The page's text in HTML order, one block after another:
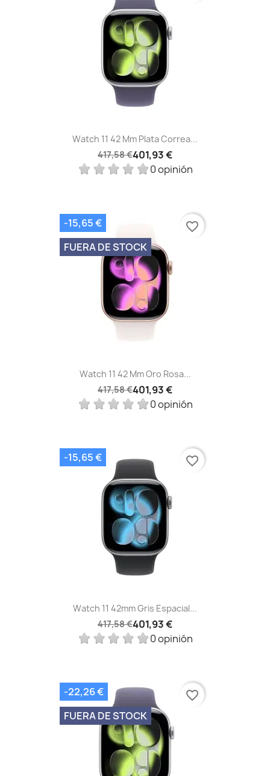
Watch 11 42 Mm Plata Correa...
417,58 €401,93 €
0 opinión
Watch 11 42 Mm Oro Rosa...
417,58 €401,93 €
0 opinión
-15,65 €
FUERA DE STOCK
favorite_border
Watch 11 42mm Gris Espacial...
417,58 €401,93 €
0 opinión
-15,65 € favorite_border
-22,26 €
FUERA DE STOCK
favorite_border